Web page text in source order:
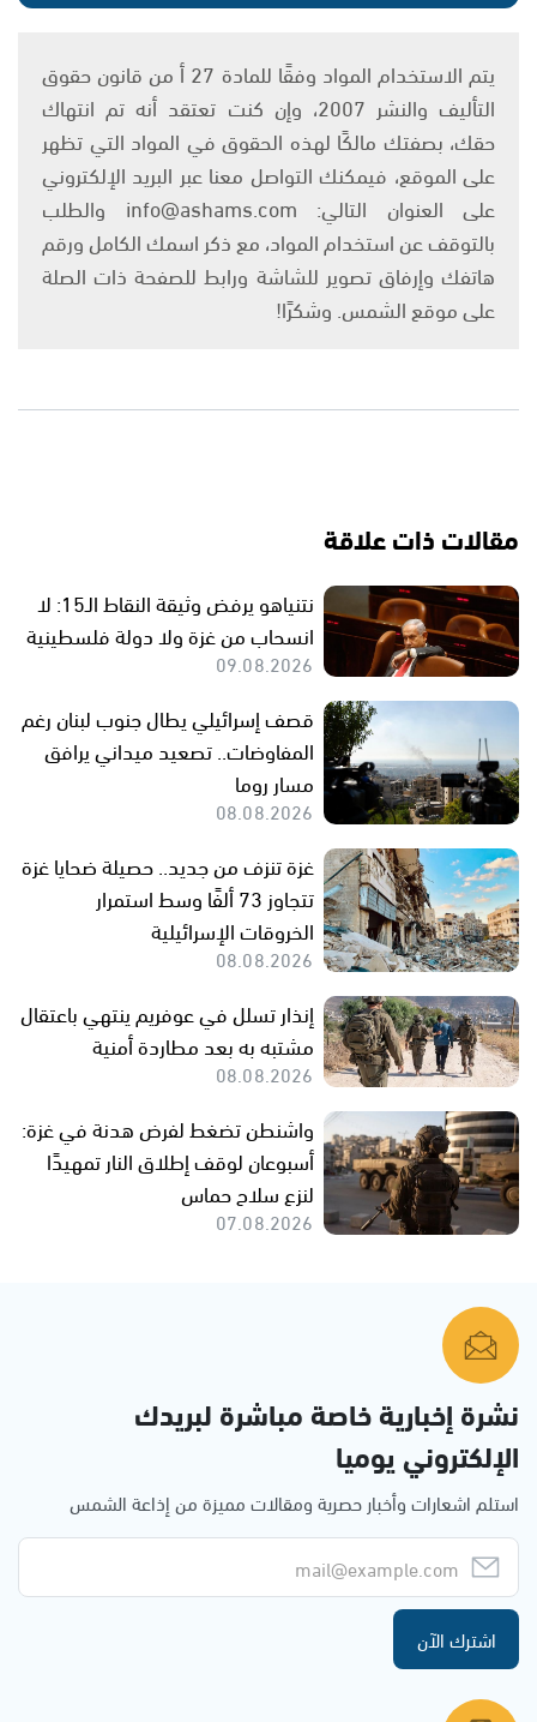
يتم الاستخدام المواد وفقًا للمادة 27 أ من قانون حقوق
التأليف والنشر 2007، وإن كنت تعتقد أنه تم انتهاك
حقك، بصفتك مالكًا لهذه الحقوق في المواد التي تظهر
على الموقع، فيمكنك التواصل معنا عبر البريد الإلكتروني
على العنوان التالي: info@ashams.com والطلب
بالتوقف عن استخدام المواد، مع ذكر اسمك الكامل ورقم
هاتفك وإرفاق تصوير للشاشة ورابط للصفحة ذات الصلة
على موقع الشمس. وشكرًا!
مقالات ذات علاقة
نتنياهو يرفض وثيقة النقاط الـ15: لا
انسحاب من غزة ولا دولة فلسطينية
09.08.2026
قصف إسرائيلي يطال جنوب لبنان رغم
المفاوضات.. تصعيد ميداني يرافق
مسار روما
08.08.2026
غزة تنزف من جديد.. حصيلة ضحايا غزة
تتجاوز 73 ألفًا وسط استمرار
الخروقات الإسرائيلية
08.08.2026
إنذار تسلل في عوفريم ينتهي باعتقال
مشتبه به بعد مطاردة أمنية
08.08.2026
واشنطن تضغط لفرض هدنة في غزة:
أسبوعان لوقف إطلاق النار تمهيدًا
لنزع سلاح حماس
07.08.2026
نشرة إخبارية خاصة مباشرة لبريدك
الإلكتروني يوميا
استلم اشعارات وأخبار حصرية ومقالات مميزة من إذاعة الشمس
اشترك الآن